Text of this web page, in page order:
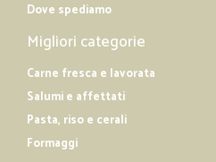
Dove spediamo
Migliori categorie
Carne fresca e lavorata
Salumi e affettati
Pasta, riso e cerali
Formaggi